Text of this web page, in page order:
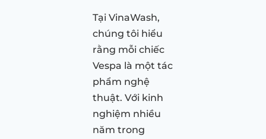
Tại VinaWash,
chúng tôi hiểu
rằng mỗi chiếc
Vespa là một tác
phẩm nghệ
thuật. Với kinh
nghiệm nhiều
năm trong